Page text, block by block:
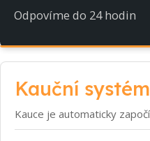
Odpovíme do 24 hodin
Kauční systém
Kauce je automaticky